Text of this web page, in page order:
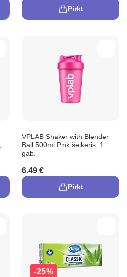
Pirkt
VPLAB Shaker with Blender
Ball 500ml Pink šeikeris, 1
gab.
6.49 €
Pirkt
-25%